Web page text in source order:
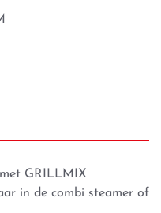
GRILLMIX
in de combi steamer of